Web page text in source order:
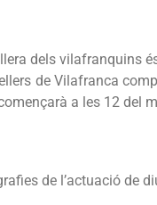
dels vilafranquins
de Vilafranca
a les 12 del
de l’actuació de